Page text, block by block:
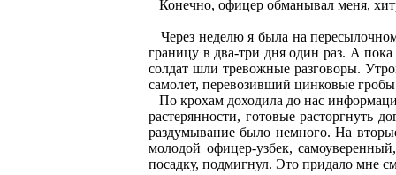
Конечно, офицер обманывал меня,
Через неделю я была на
границу в два-три дня один раз. А
солдат шли тревожные разговоры.
самолет, перевозивший цинковые
По крохам доходила до нас
растерянности, готовые расторгнуть
раздумывание было немного. На
молодой офицер-узбек,
посадку, подмигнул. Это придало мне